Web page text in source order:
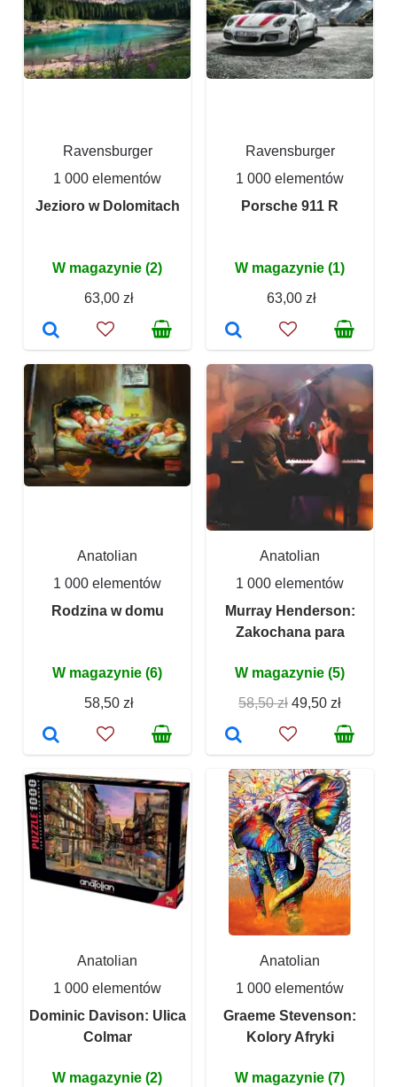
Ravensburger
1 000 elementów
Jezioro w Dolomitach
W magazynie (2)
63,00 zł
Ravensburger
1 000 elementów
Porsche 911 R
W magazynie (1)
63,00 zł
Anatolian
1 000 elementów
Rodzina w domu
W magazynie (6)
58,50 zł
Anatolian
1 000 elementów
Murray Henderson:
Zakochana para
W magazynie (5)
58,50 zł 49,50 zł
Anatolian
1 000 elementów
Dominic Davison: Ulica
Colmar
W magazynie (2)
Anatolian
1 000 elementów
Graeme Stevenson:
Kolory Afryki
W magazynie (7)